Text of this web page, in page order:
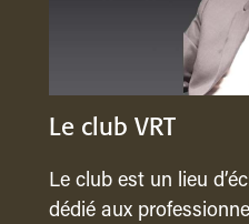
Le club VRT
Le club est un lieu
dédié aux